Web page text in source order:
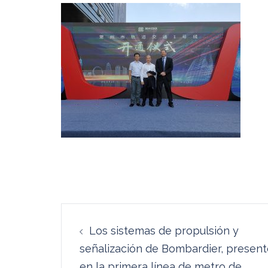
deLos sistemas de propulsión y
señalización de Bombardier,